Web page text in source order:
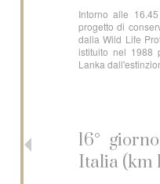
Intorno alle
progetto di
dalla Wild Life
istituito nel 1988
Lanka
16°
Italia (km